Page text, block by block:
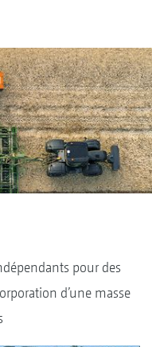
pour des
d’une masse